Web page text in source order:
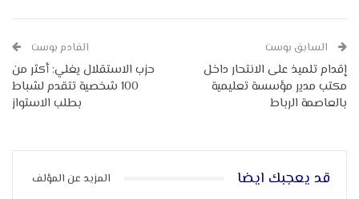
السابق بوست
إقدام تلميذ على الانتحار داخل
مكتب مدير مؤسسة تعليمية
بالعاصمة الرباط
القادم بوست
حزب الاستقلال يغلي: أكثر من
100 شخصية تتقدم لشباط
بطلب الاستواز
قد يعجبك ايضا المزيد عن المؤلف